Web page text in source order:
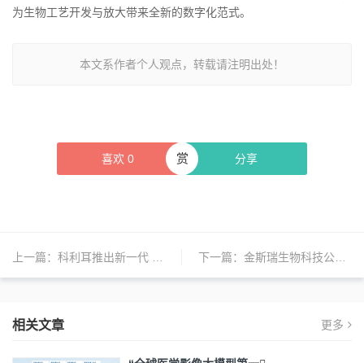
为生物工艺开发与放大带来全新的数字化范式。
本文系作者个人观点，转载请注明出处！
喜欢 0 分享
赏
上一篇： 科利耳推出新一代 Nucleus™8 声音处理器 下一篇： 金斯瑞生物科技公布2025年业绩
相关文章 更多